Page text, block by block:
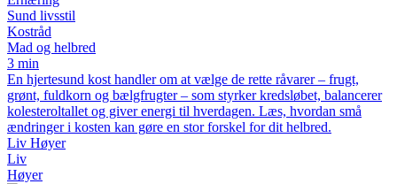
Sund livsstil
Kostråd
Mad og helbred
3 min
En hjertesund kost handler om at vælge de rette råvarer – frugt,
grønt, fuldkorn og bælgfrugter – som styrker kredsløbet, balancerer
kolesteroltallet og giver energi til hverdagen. Læs, hvordan små
ændringer i kosten kan gøre en stor forskel for dit helbred.
Liv Høyer
Liv
Høyer